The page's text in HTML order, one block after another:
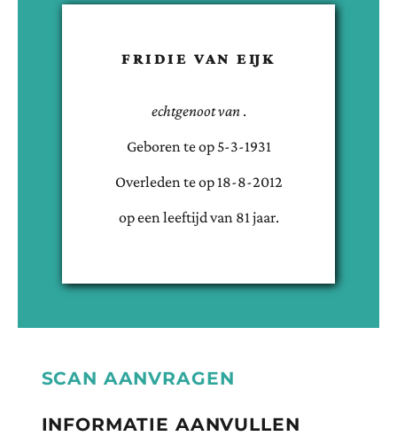
FRIDIE VAN EIJK
echtgenoot van .
Geboren teop 5-3-1931
Overleden teop 18-8-2012
op een leeftijd van 81 jaar.
SCAN AANVRAGEN
INFORMATIE AANVULLEN